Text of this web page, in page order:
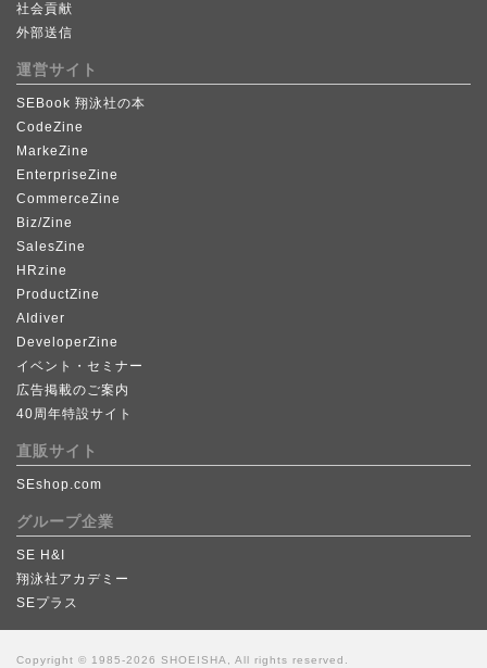
社会貢献
外部送信
運営サイト
SEBook 翔泳社の本
CodeZine
MarkeZine
EnterpriseZine
CommerceZine
Biz/Zine
SalesZine
HRzine
ProductZine
AIdiver
DeveloperZine
イベント・セミナー
広告掲載のご案内
40周年特設サイト
直販サイト
SEshop.com
グループ企業
SE H&I
翔泳社アカデミー
SEプラス
Copyright © 1985-2026 SHOEISHA, All rights reserved.